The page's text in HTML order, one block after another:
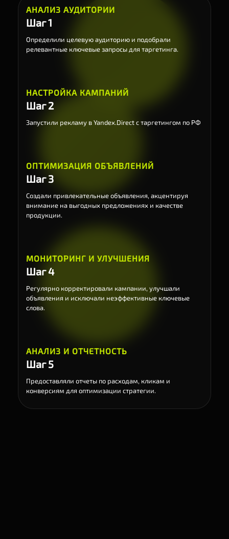
АНАЛИЗ АУДИТОРИИ
Шаг 1
Определили целевую аудиторию и подобрали
релевантные ключевые запросы для таргетинга.
НАСТРОЙКА КАМПАНИЙ
Шаг 2
Запустили рекламу в Yandex.Direct с таргетингом по РФ
ОПТИМИЗАЦИЯ ОБЪЯВЛЕНИЙ
Шаг 3
Создали привлекательные объявления, акцентируя
внимание на выгодных предложениях и качестве
продукции.
МОНИТОРИНГ И УЛУЧШЕНИЯ
Шаг 4
Регулярно корректировали кампании, улучшали
объявления и исключали неэффективные ключевые
слова.
АНАЛИЗ И ОТЧЕТНОСТЬ
Шаг 5
Предоставляли отчеты по расходам, кликам и
конверсиям для оптимизации стратегии.